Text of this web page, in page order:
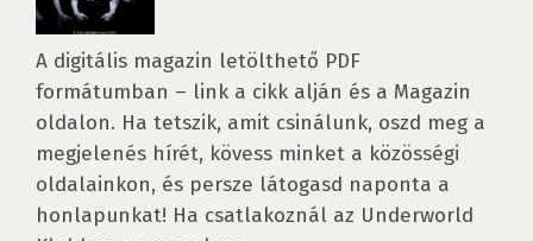
A digitális magazin letölthető PDF
formátumban – link a cikk alján és a Magazin
oldalon. Ha tetszik, amit csinálunk, oszd meg a
megjelenés hírét, kövess minket a közösségi
oldalainkon, és persze látogasd naponta a
honlapunkat! Ha csatlakoznál az Underworld